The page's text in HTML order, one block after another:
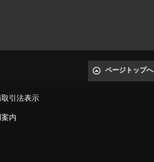
ページトップへ
引法表示
案内